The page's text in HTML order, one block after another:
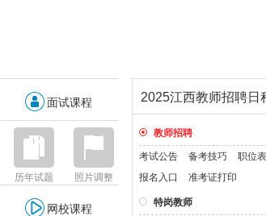
面试课程
历年试题 照片调整
网校课程
2025江西教师招聘日
教师招聘
考试公告 备考技巧
职位
报名入口
准考证打印
特岗教师